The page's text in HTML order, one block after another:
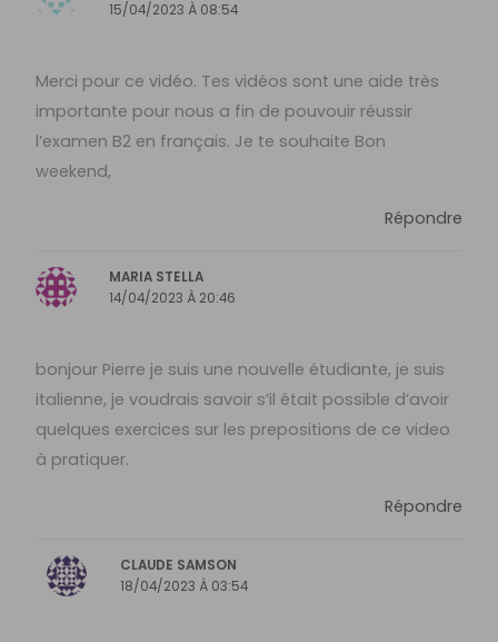
15/04/2023 À 08:54
Merci pour ce vidéo. Tes vidéos sont une aide très
importante pour nous a fin de pouvouir réussir
l’examen B2 en français. Je te souhaite Bon
weekend,
Répondre
MARIA STELLA
14/04/2023 À 20:46
bonjour Pierre je suis une nouvelle étudiante, je suis
italienne, je voudrais savoir s’il était possible d’avoir
quelques exercices sur les prepositions de ce video
à pratiquer.
Répondre
CLAUDE SAMSON
18/04/2023 À 03:54